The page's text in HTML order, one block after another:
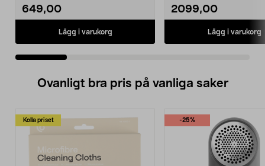
649,00
Lägg i varukorg
2099,00
Lägg i varukorg
Ovanligt bra pris på vanliga saker
Kolla priset -25%